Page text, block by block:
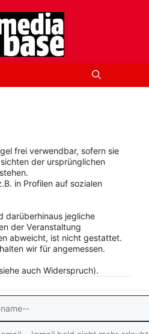
frei verwendbar, sofern sie
der ursprünglichen
in Profilen auf sozialen
darüberhinaus jegliche
der Veranstaltung
abweicht, ist nicht gestattet.
wir für angemessen.
auch Widerspruch).